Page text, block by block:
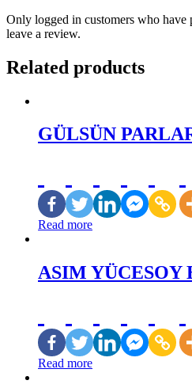
Only logged in customers who have
leave a review.
Related products
GÜLSÜN
Read more
ASIM YÜCESOY
Read more